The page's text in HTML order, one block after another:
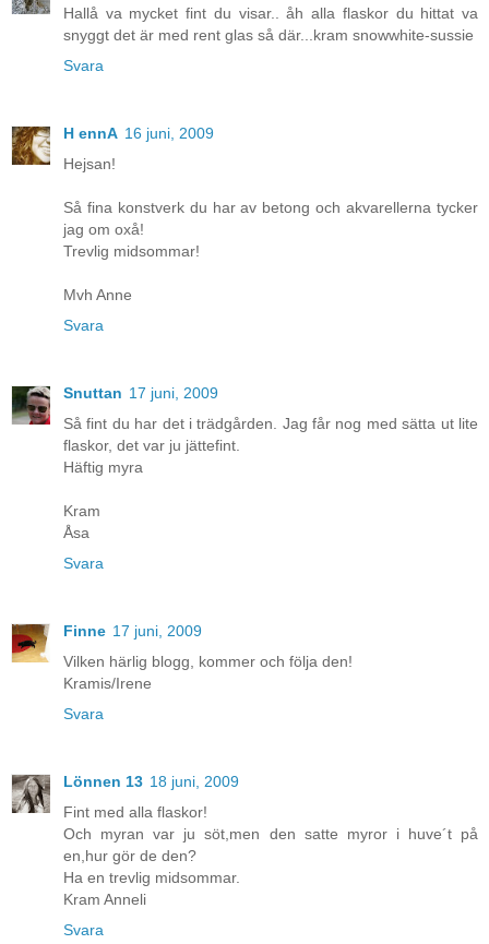
Hallå va mycket fint du visar.. åh alla flaskor du hittat va
snyggt det är med rent glas så där...kram snowwhite-sussie
Svara
H ennA 16 juni, 2009
Hejsan!
Så fina konstverk du har av betong och akvarellerna tycker
jag om oxå!
Trevlig midsommar!
Mvh Anne
Svara
Snuttan 17 juni, 2009
Så fint du har det i trädgården. Jag får nog med sätta ut lite
flaskor, det var ju jättefint.
Häftig myra
Kram
Åsa
Svara
Finne 17 juni, 2009
Vilken härlig blogg, kommer och följa den!
Kramis/Irene
Svara
Lönnen 13 18 juni, 2009
Fint med alla flaskor!
Och myran var ju söt,men den satte myror i huve´t på
en,hur gör de den?
Ha en trevlig midsommar.
Kram Anneli
Svara